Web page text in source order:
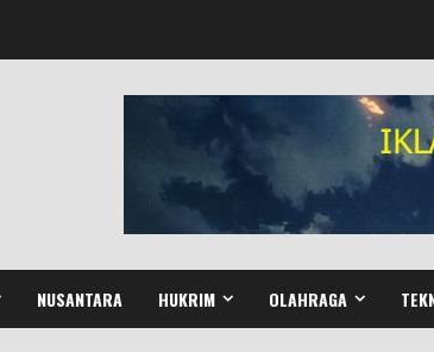
NUSANTARA HUKRIM OLAHRAGA